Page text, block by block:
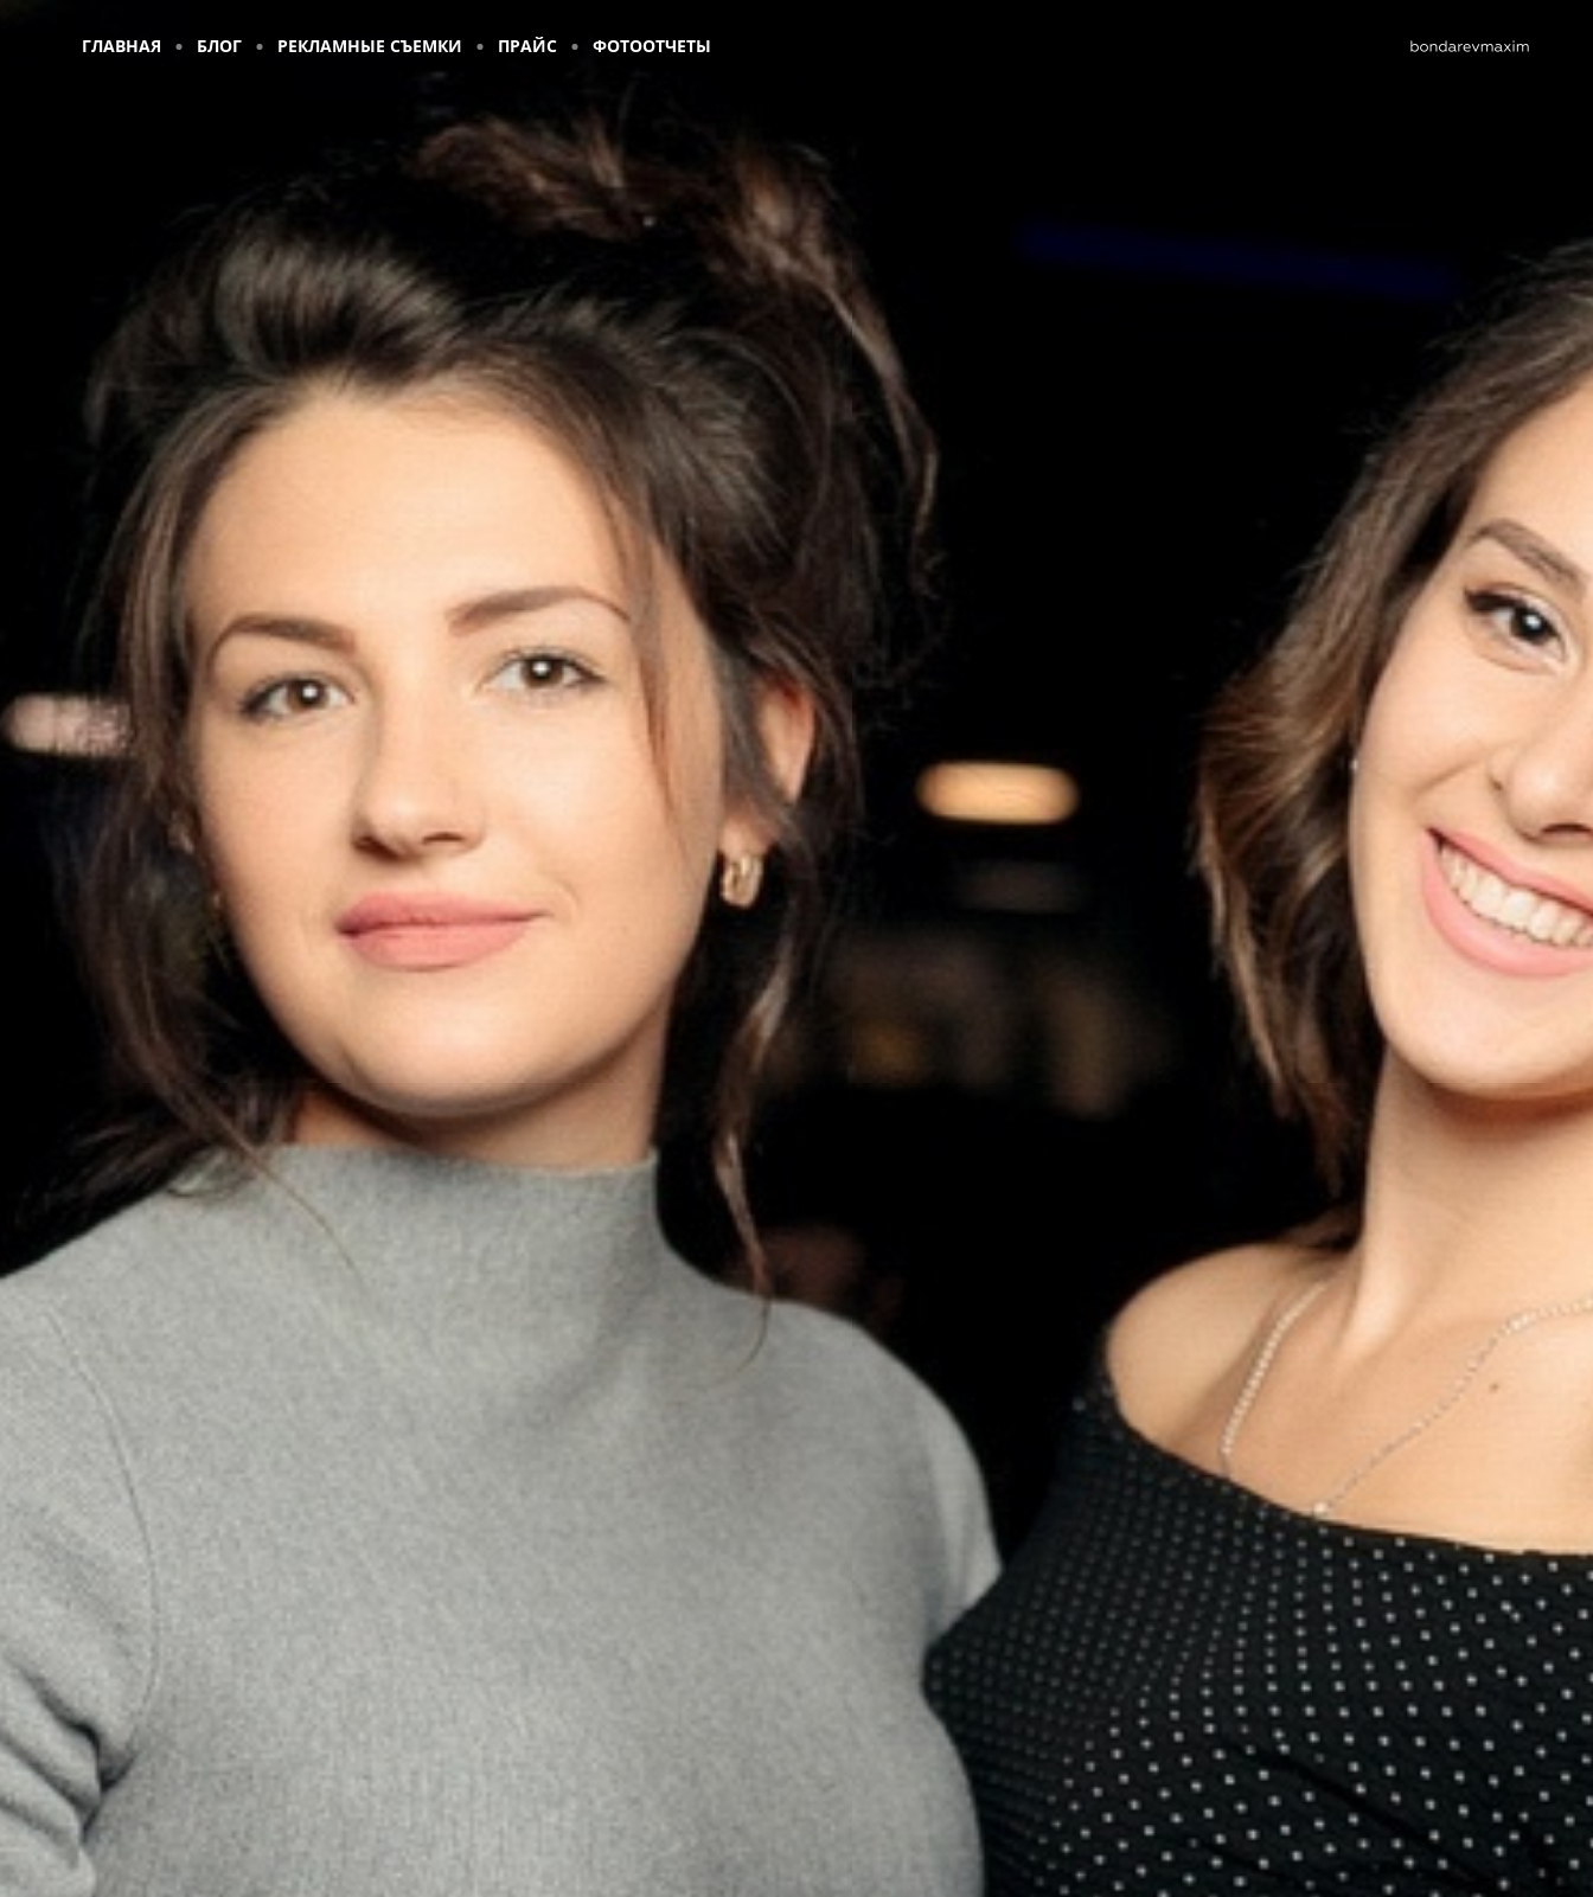
ГЛАВНАЯ БЛОГ РЕКЛАМНЫЕ СЪЕМКИ ПРАЙС ФОТООТЧЕТЫ